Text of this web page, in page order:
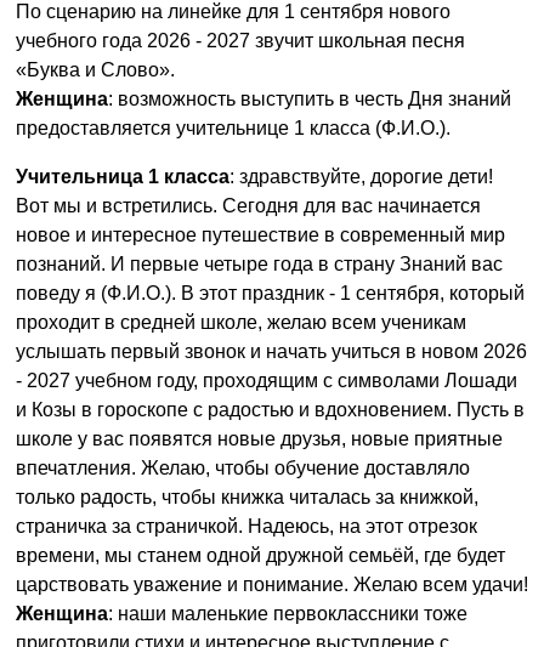
По сценарию на линейке для 1 сентября нового
учебного года 2026 - 2027 звучит школьная песня
«Буква и Слово».
Женщина: возможность выступить в честь Дня знаний
предоставляется учительнице 1 класса (Ф.И.О.).
Учительница 1 класса: здравствуйте, дорогие дети!
Вот мы и встретились. Сегодня для вас начинается
новое и интересное путешествие в современный мир
познаний. И первые четыре года в страну Знаний вас
поведу я (Ф.И.О.). В этот праздник - 1 сентября, который
проходит в средней школе, желаю всем ученикам
услышать первый звонок и начать учиться в новом 2026
- 2027 учебном году, проходящим с символами Лошади
и Козы в гороскопе с радостью и вдохновением. Пусть в
школе у вас появятся новые друзья, новые приятные
впечатления. Желаю, чтобы обучение доставляло
только радость, чтобы книжка читалась за книжкой,
страничка за страничкой. Надеюсь, на этот отрезок
времени, мы станем одной дружной семьёй, где будет
царствовать уважение и понимание. Желаю всем удачи!
Женщина: наши маленькие первоклассники тоже